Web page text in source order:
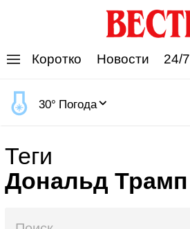
Коротко Новости 24/7
30° Погода
Теги
Дональд Трамп